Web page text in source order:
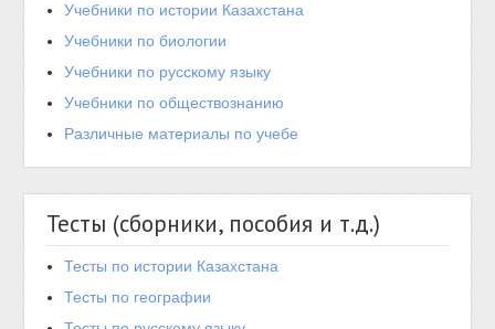
Учебники по истории Казахстана
Учебники по биологии
Учебники по русскому языку
Учебники по обществознанию
Различные материалы по учебе
Тесты (сборники, пособия и т.д.)
Тесты по истории Казахстана
Тесты по географии